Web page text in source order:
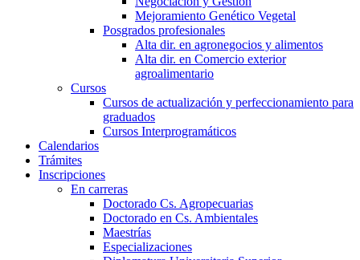
Mejoramiento Genético Vegetal
Posgrados profesionales
Alta dir. en agronegocios y alimentos
Alta dir. en Comercio exterior
agroalimentario
Cursos
Cursos de actualización y perfeccionamiento para
graduados
Cursos Interprogramáticos
Calendarios
Trámites
Inscripciones
En carreras
Doctorado Cs. Agropecuarias
Doctorado en Cs. Ambientales
Maestrías
Especializaciones